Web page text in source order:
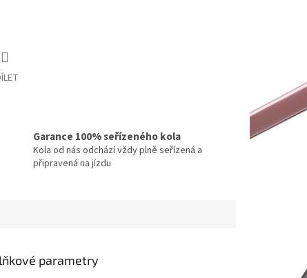
Garance 100% seřízeného kola
Kola od nás odchází vždy plně seřízená a
připravená na jízdu
parametry